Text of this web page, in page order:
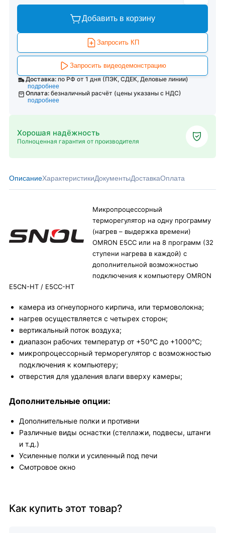
Добавить в корзину
Запросить КП
Запросить видеодемонстрацию
Доставка: по РФ от 1 дня (ПЭК, СДЕК, Деловые линии)
подробнее
Оплата: безналичный расчёт (цены указаны с НДС)
подробнее
Хорошая надёжность
Полноценная гарантия от производителя
ОписаниеХарактеристикиДокументыДоставкаОплата
Микропроцессорный
терморегулятор на одну программу
(нагрев – выдержка времени)
OMRON E5CС или на 8 программ (32
ступени нагрева в каждой) с
дополнительной возможностью
подключения к компьютеру OMRON
E5CN-HT / E5CC-HT
камера из огнеупорного кирпича, или термоволокна;
нагрев осуществляется с четырех сторон;
вертикальный поток воздуха;
диапазон рабочих температур от +50°С до +1000°С;
микропроцессорный терморегулятор c возможностью
подключения к компьютеру;
отверстия для удаления влаги вверху камеры;
Дополнительные опции:
Дополнительные полки и противни
Различные виды оснастки (стеллажи, подвесы, штанги
и т.д.)
Усиленные полки и усиленный под печи
Смотровое окно
Как купить этот товар?